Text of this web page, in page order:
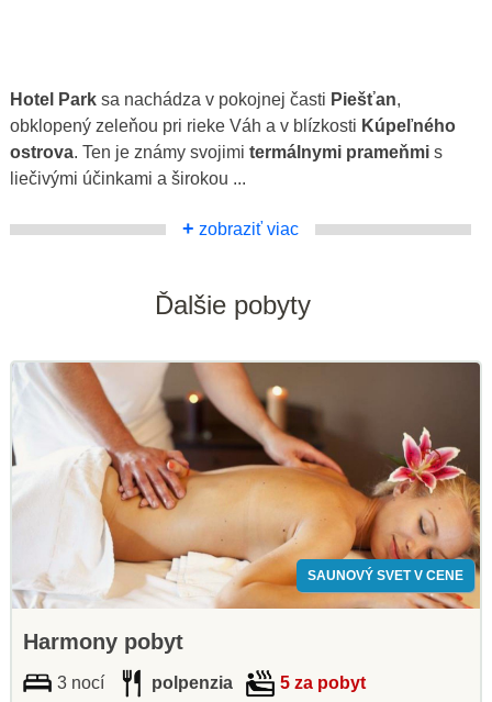
Hotel Park sa nachádza v pokojnej časti Piešťan,
obklopený zeleňou pri rieke Váh a v blízkosti Kúpeľného
ostrova. Ten je známy svojimi termálnymi prameňmi s
liečivými účinkami a širokou ...
+ zobraziť viac
Ďalšie pobyty
SAUNOVÝ SVET V CENE
Harmony pobyt
3 nocí polpenzia 5 za pobyt